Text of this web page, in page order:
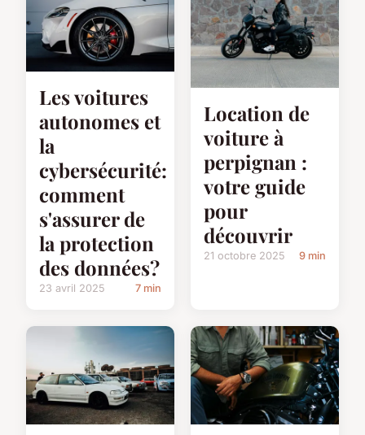
Les voitures
autonomes et
la
cybersécurité:
comment
s'assurer de
la protection
des données?
23 avril 2025 7 min
Location de
voiture à
perpignan :
votre guide
pour
découvrir
21 octobre 2025 9 min